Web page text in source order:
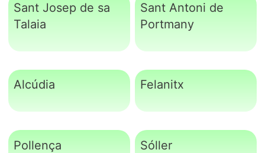
Sant Josep de sa
Talaia
Sant Antoni de
Portmany
Alcúdia Felanitx
Pollença Sóller